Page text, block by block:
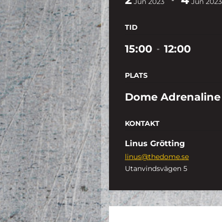
TID
15:00 - 12:00
PLATS
Dome
KONTAKT
Linus Grötting
linus@thedome.se
Utanvindsvägen 5